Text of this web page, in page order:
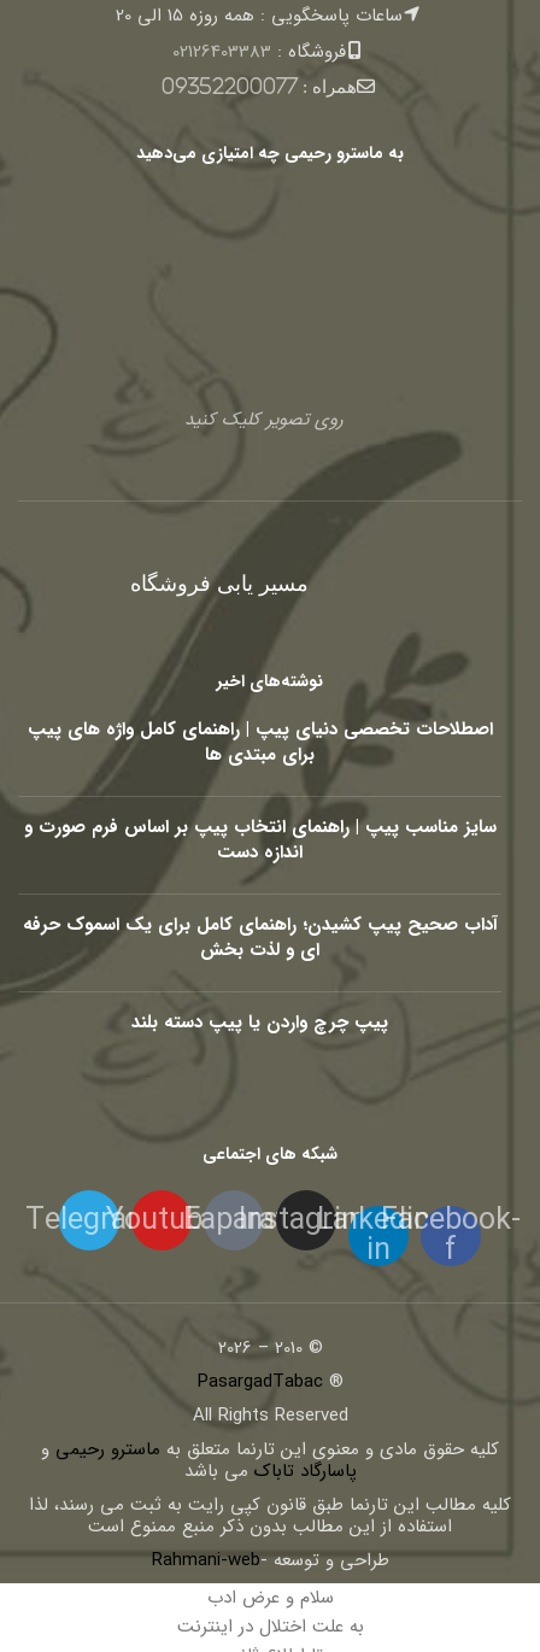
ساعات پاسخگویی : همه روزه 15 الی 20
فروشگاه : 02126403383
همراه :09352200077
به ماسترو رحیمی چه امتیازی می‌دهید
روی تصویر کلیک کنید
مسیر یابی فروشگاه
نوشته‌های اخیر
اصطلاحات تخصصی دنیای پیپ | راهنمای کامل واژه های پیپ
برای مبتدی ها
سایز مناسب پیپ | راهنمای انتخاب پیپ بر اساس فرم صورت و
اندازه دست
آداب صحیح پیپ کشیدن؛ راهنمای کامل برای یک اسموک حرفه
ای و لذت بخش
پیپ چرچ واردن یا پیپ دسته بلند
شبکه های اجتماعی
Facebook-
f
Linkedin-
in
Instagram
Eaparat
Youtube
Telegram
© 2010 – 2026
®
PasargadTabac
All Rights Reserved
كليه حقوق مادی و معنوی اين تارنما متعلق به ماسترو رحیمی و
پاسارگاد تاباک می باشد
کلیه مطالب این تارنما طبق قانون کپی رایت به ثبت می رسند، لذا
استفاده از این مطالب بدون ذکر منبع ممنوع است
طراحی و توسعه -Rahmani-web
سلام و عرض ادب
به علت اختلال در اینترنت